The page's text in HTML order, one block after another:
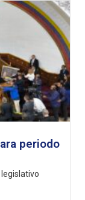
periodo